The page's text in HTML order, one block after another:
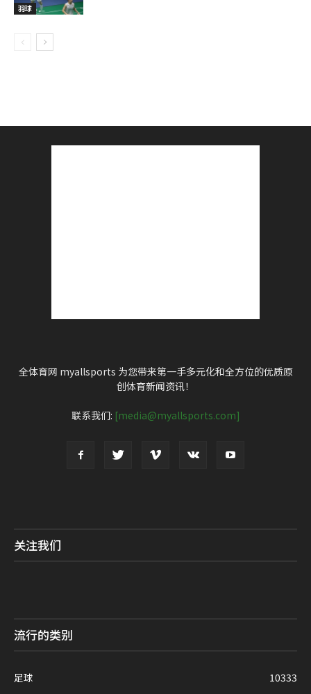
羽球
全体育网 myallsports 为您带来第一手多元化和全方位的优质原
创体育新闻资讯！
联系我们: [media@myallsports.com]
关注我们
流行的类别
足球
10333